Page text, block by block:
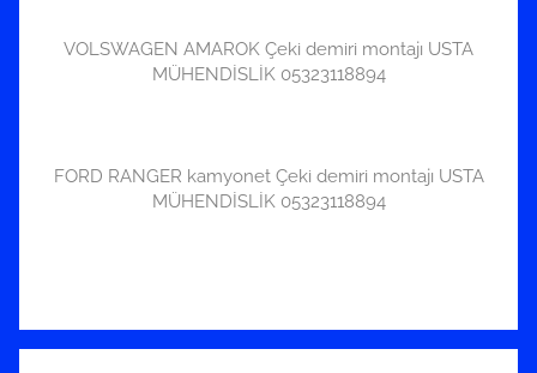
VOLSWAGEN AMAROK Çeki demiri montajı USTA
MÜHENDİSLİK 05323118894
FORD RANGER kamyonet Çeki demiri montajı USTA
MÜHENDİSLİK 05323118894